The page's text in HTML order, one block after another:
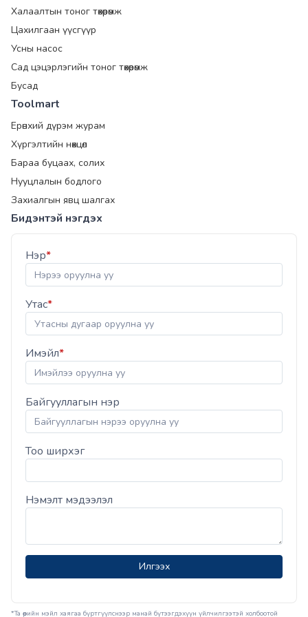
Халаалтын тоног төхөөрөмж
Цахилгаан үүсгүүр
Усны насос
Сад цэцэрлэгийн тоног төхөөрөмж
Бусад
Toolmart
Ерөнхий дүрэм журам
Хүргэлтийн нөхцөл
Бараа буцаах, солих
Нууцлалын бодлого
Захиалгын явц шалгах
Бидэнтэй нэгдэх
Нэр*
Утас*
Имэйл*
Байгууллагын нэр
Тоо ширхэг
Нэмэлт мэдээлэл
Илгээх
*Та өөрийн мэйл хаягаа бүртгүүлснээр манай бүтээгдэхүүн үйлчилгээтэй холбоотой